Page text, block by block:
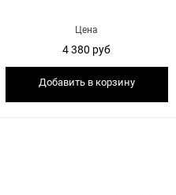
Цена
4 380 руб
Добавить в корзину